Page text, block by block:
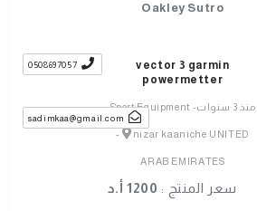
Oakley Sutro
vector 3 garmin
powermetter
منذ 3 سنوات -
Sport Equipment
- nizar kaaniche UNITED
ARAB EMIRATES
سعر المنتج :
0508697057
sadimkaa@gmail.com